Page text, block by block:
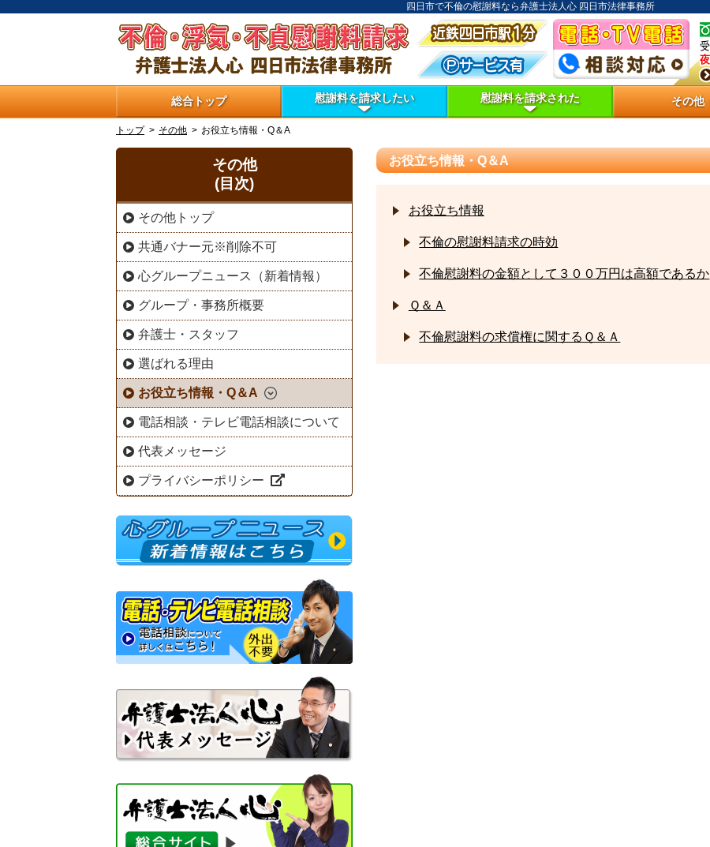
四日市で不倫の慰謝料なら弁護士法人心 四日市法律事務所
総合トップ 慰謝料を請求したい 慰謝料を請求された その他
トップ その他 お役立ち情報・Q＆A
お役立ち情報・Q＆A
お役立ち情報
不倫の慰謝料請求の時効
不倫慰謝料の金額として３００万円は高額であるか
Ｑ＆Ａ
不倫慰謝料の求償権に関するＱ＆Ａ
その他
(目次)
その他トップ
共通バナー元※削除不可
心グループニュース（新着情報）
グループ・事務所概要
弁護士・スタッフ
選ばれる理由
お役立ち情報・Q＆A
電話相談・テレビ電話相談について
代表メッセージ
プライバシーポリシー